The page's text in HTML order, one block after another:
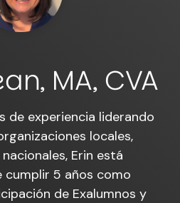
MA, CVA
de experiencia liderando
locales,
Erin está
cumplir 5 años como
de Exalumnos y